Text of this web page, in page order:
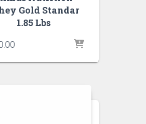
Gold Standar
1.85 Lbs